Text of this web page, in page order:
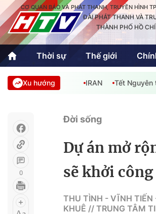
CƠ QUAN BÁO VÀ PHÁT THANH, TRUYỀN HÌNH
ĐÀI PHÁT THANH VÀ
THÀNH PHỐ HỒ
Thời sự Thế giới
Thời sự
Thể thao
Quốc tế
An Sinh
Công nghệ
Xu hướng IRAN Tết Nguyên
0
Đời sống
Dự án mở
sẽ khởi
THU TÌNH - VĨNH TIẾN
KHUÊ // TRUNG TÂM